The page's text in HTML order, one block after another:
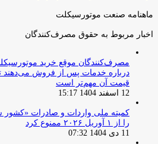
ماهنامه صنعت موتورسیکلت
اخبار مربوط به حقوق مصرف‌کنندگان
مصرف‌کنندگان موقع خرید
درباره خدمات پس از فروش می‌دهند
قیمت آن مهم‌تر است
12 اسفند 1404 15:17
کمیته ملی واردات و صادرات «کشور
را از ۱ آوریل ۲۰۲۶ ممنوع کرد
11 دی 1404 07:32